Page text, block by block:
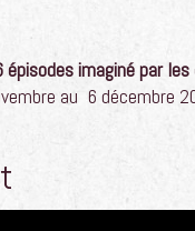
imaginé par
au 6 décembre